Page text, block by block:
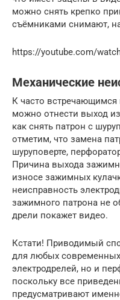
можно снять крепко
съёмниками снимают,
https://youtube.com/
Механические
К часто
можно отнести выход
как снять патрон с
отметим, что замена
шуруповерте,
Причина выхода
износе зажимных
неисправность
зажимного патрона не
дрели покажет видео.
Кстати! Приводимый
для любых
электродрелей, но и
поскольку все
предусматривают